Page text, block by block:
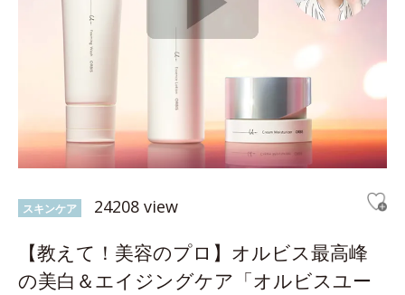
スキンケア 24208 view
【教えて！美容のプロ】オルビス最高峰
の美白＆エイジングケア「オルビスユー